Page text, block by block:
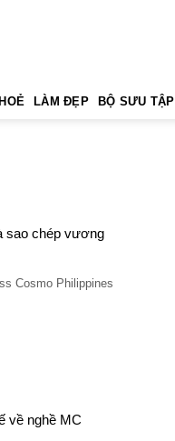
LÀM ĐẸP BỘ SƯU TẬP
sao chép vương
Cosmo Philippines
về nghề MC